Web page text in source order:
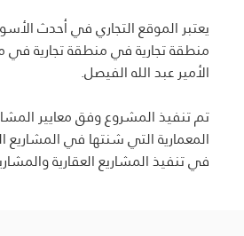
يعتبر الموقع التجاري في أحدث
منطقة تجارية في منطقة تجارية في
الأمير عبد الله الفيصل.
تم تنفيذ المشروع وفق معايير
المعمارية التي شنتها في المشاريع
في تنفيذ المشاريع العقارية